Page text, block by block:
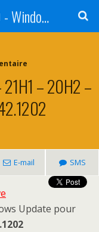
Windows 11 - Windows 10 - Windows 8 - Windows 7 - VISTA
– 20H2 –
E-mail SMS
Update pour